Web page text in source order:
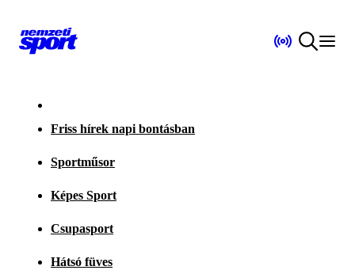
Friss hírek napi bontásban
Sportműsor
Képes Sport
Csupasport
Hátsó füves